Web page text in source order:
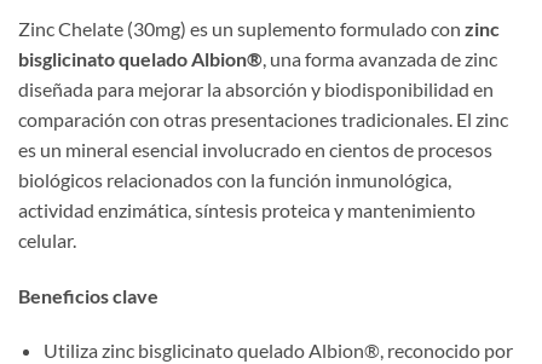
Zinc Chelate (30mg) es un suplemento formulado con zinc
bisglicinato quelado Albion®, una forma avanzada de zinc
diseñada para mejorar la absorción y biodisponibilidad en
comparación con otras presentaciones tradicionales. El zinc
es un mineral esencial involucrado en cientos de procesos
biológicos relacionados con la función inmunológica,
actividad enzimática, síntesis proteica y mantenimiento
celular.
Beneficios clave
Utiliza zinc bisglicinato quelado Albion®, reconocido por